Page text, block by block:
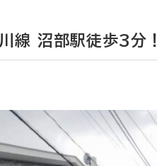
線 沼部駅徒歩3分